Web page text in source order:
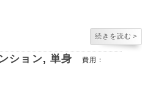
続きを読む >
ション, 単身 費用：